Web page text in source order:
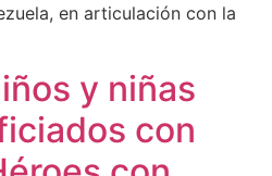
en articulación con la
y niñas
con